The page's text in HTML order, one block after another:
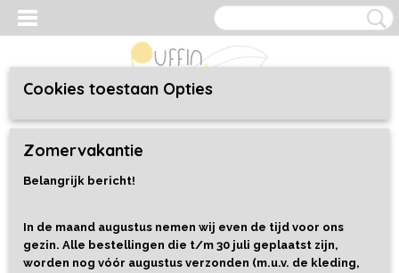
uni (effen)>Broekje Black
Cookies toestaan Opties
Zomervakantie
Belangrijk bericht!
In de maand augustus nemen wij even de tijd voor ons
gezin. Alle bestellingen die t/m 30 juli geplaatst zijn,
worden nog vóór augustus verzonden (m.u.v. de kleding,